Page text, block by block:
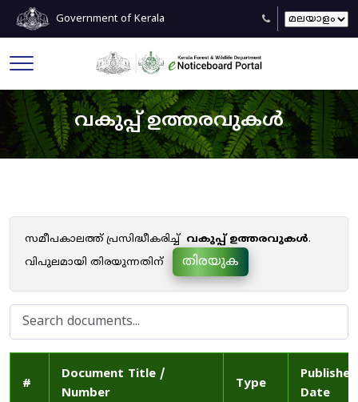
Government of Kerala
വകുപ്പ് ഉത്തരവുകൾ
സമീപകാലത്ത് പ്രസിദ്ധീകരിച്ച് വകുപ്പ് ഉത്തരവുകൾ.
വിപുലമായി തിരയുന്നതിന്
തിരയുക
#
Document Title /
Number
Type
Published
Date